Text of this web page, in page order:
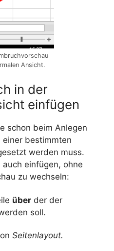
Ansicht.
in der
einfügen
schon beim Anlegen
einer bestimmten
werden muss.
auch einfügen, ohne
zu wechseln:
über der der
soll.
Seitenlayout.